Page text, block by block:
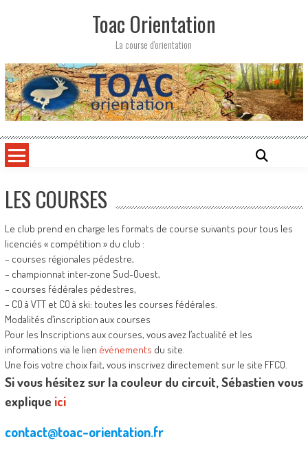
Toac Orientation
La course d'orientation
LES COURSES
Le club prend en charge les formats de course suivants pour tous les
licenciés « compétition » du club :
– courses régionales pédestre,
– championnat inter-zone Sud-Ouest,
– courses fédérales pédestres,
– CO à VTT et CO à ski: toutes les courses fédérales.
Modalités d’inscription aux courses
Pour les Inscriptions aux courses, vous avez l’actualité et les
informations via le lien événements du site.
Une fois votre choix fait, vous inscrivez directement sur le site FFCO.
Si vous hésitez sur la couleur du circuit, Sébastien vous
explique ici
contact@toac-orientation.fr